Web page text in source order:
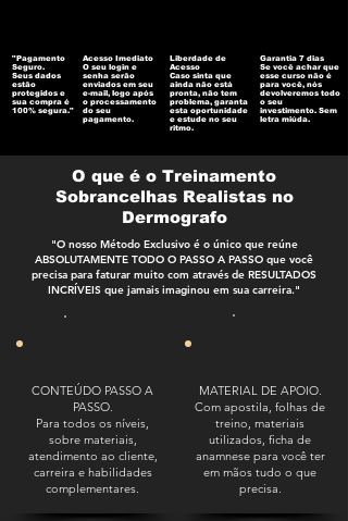
"Pagamento
Seguro.
Seus dados
estão
protegidos e
sua compra é
100% segura."
Acesso Imediato
O seu login e
senha serão
enviados em seu
e-mail, logo após
o processamento
do seu
pagamento.
Liberdade de
Acesso
Caso sinta que
ainda não está
pronta, não tem
problema, garanta
esta oportunidade
e estude no seu
ritmo.
Garantia 7 dias
Se você achar que
esse curso não é
para você, nós
devolveremos todo
o seu
investimento. Sem
letra miúda.
O que é o Treinamento
Sobrancelhas Realistas no
Dermografo
"O nosso Método Exclusivo é o único que reúne
ABSOLUTAMENTE TODO O PASSO A PASSO que você
precisa para faturar muito com através de RESULTADOS
INCRÍVEIS que jamais imaginou em sua carreira."
CONTEÚDO PASSO A
PASSO.
Para todos os níveis,
sobre materiais,
atendimento ao cliente,
carreira e habilidades
complementares.
MATERIAL DE APOIO.
Com apostila, folhas de
treino, materiais
utilizados, ficha de
anamnese para você ter
em mãos tudo o que
precisa.